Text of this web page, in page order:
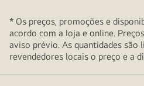
* Os preços, promoções e
acordo com a loja e online.
aviso prévio. As quantidades são
revendedores locais o preço e a